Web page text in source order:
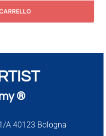
®
A 40123 Bologna